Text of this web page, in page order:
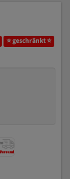
⭐ geschränkt ⭐